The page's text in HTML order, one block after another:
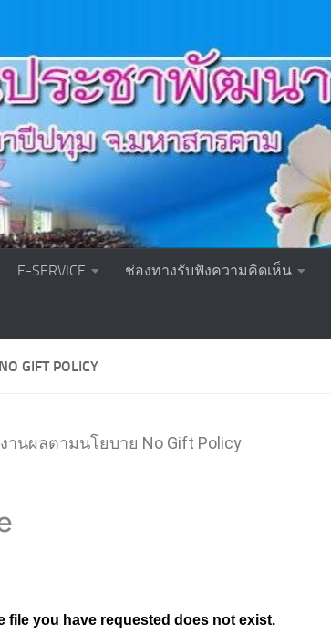
E-SERVICE ช่องทางรับฟังความคิดเห็น
GIFT POLICY
านผลตามนโยบาย No Gift Policy